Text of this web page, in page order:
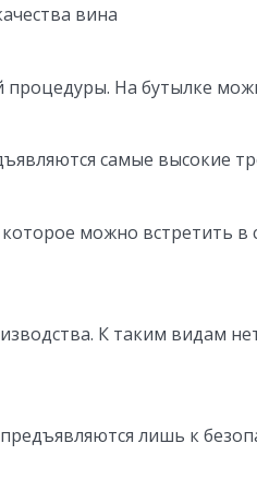
вина
На бутылке
самые высокие
которое можно встретить
К таким видам
лишь к